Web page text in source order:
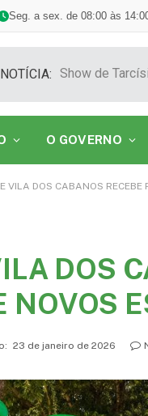
Seg. a sex. de 08:00 às
O GOVERNO
VILA DOS CABANOS RECEBE
DOS
NOVOS
23 de janeiro de 2026